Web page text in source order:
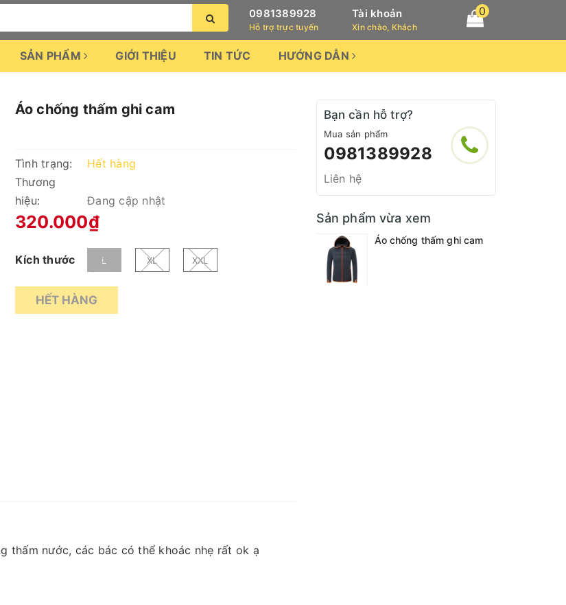
0981389928
Hỗ trợ trực tuyến
Tài khoản
Xin chào, Khách
0
SẢN PHẨM GIỚI THIỆU TIN TỨC HƯỚNG DẪN
Áo chống thấm ghi cam
Tình trạng:
Hết hàng
Thương
hiệu:
Đang cập nhật
320.000₫
Kích thước L XL XXL
HẾT HÀNG
thấm nước, các bác có thể khoác nhẹ rất ok ạ
Bạn cần hỗ trợ?
Mua sản phẩm
0981389928
Liên hệ
Sản phẩm vừa xem
Áo chống thấm ghi cam